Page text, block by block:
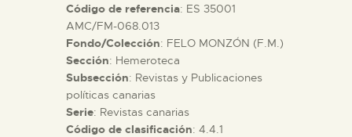
ACTIVIDADES
█
EL MUSEO
Código de referencia: ES 35001
AMC/FM-068.013
Fondo/Colección: FELO MONZÓN (F.M.)
Sección: Hemeroteca
Subsección: Revistas y Publicaciones
políticas canarias
Serie: Revistas canarias
Código de clasificación: 4.4.1